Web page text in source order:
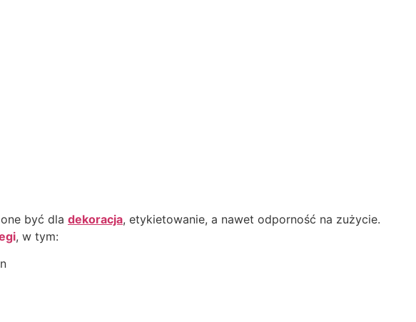
być dla dekoracja, etykietowanie, a nawet odporność na zużycie.
, w tym: